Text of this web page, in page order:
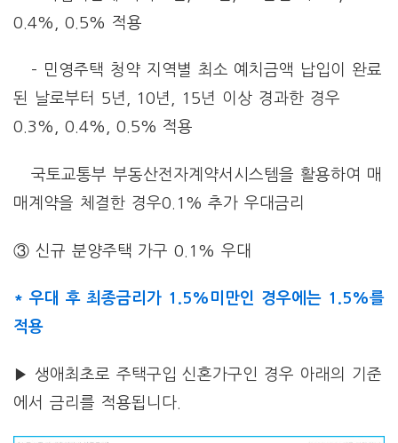
0.4%, 0.5% 적용
– 민영주택 청약 지역별 최소 예치금액 납입이 완료
된 날로부터 5년, 10년, 15년 이상 경과한 경우
0.3%, 0.4%, 0.5% 적용
국토교통부 부동산전자계약서시스템을 활용하여 매
매계약을 체결한 경우0.1% 추가 우대금리
③ 신규 분양주택 가구 0.1% 우대
* 우대 후 최종금리가 1.5%미만인 경우에는 1.5%를
적용
▶ 생애최초로 주택구입 신혼가구인 경우 아래의 기준
에서 금리를 적용됩니다.